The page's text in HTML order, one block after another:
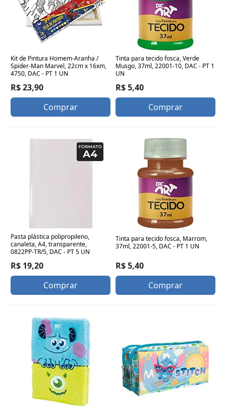
Kit de Pintura Homem-Aranha /
Spider-Man Marvel, 22cm x 16xm,
4750, DAC - PT 1 UN
R$ 23,90
Comprar
Tinta para tecido fosca, Verde
Musgo, 37ml, 22001-10, DAC - PT 1
UN
R$ 5,40
Comprar
Pasta plástica polipropileno,
canaleta, A4, transparente,
0822PP-TR/5, DAC - PT 5 UN
R$ 19,20
Comprar
Tinta para tecido fosca, Marrom,
37ml, 22001-5, DAC - PT 1 UN
R$ 5,40
Comprar